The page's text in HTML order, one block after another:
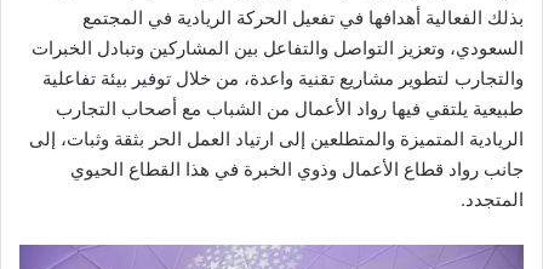
بذلك الفعالية أهدافها في تفعيل الحركة الريادية في المجتمع
السعودي، وتعزيز التواصل والتفاعل بين المشاركين وتبادل الخبرات
والتجارب لتطوير مشاريع تقنية واعدة، من خلال توفير بيئة تفاعلية
طبيعية يلتقي فيها رواد الأعمال من الشباب مع أصحاب التجارب
الريادية المتميزة والمتطلعين إلى ارتياد العمل الحر بثقة وثبات، إلى
جانب رواد قطاع الأعمال وذوي الخبرة في هذا القطاع الحيوي
المتجدد.